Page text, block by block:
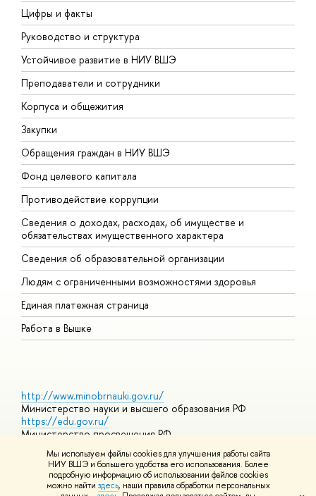
Мы используем файлы cookies для улучшения работы сайта
НИУ ВШЭ и большего удобства его использования. Более
подробную информацию об использовании файлов cookies
можно найти здесь, наши правила обработки персональных
Цифры и факты
Руководство и структура
Устойчивое развитие в НИУ ВШЭ
Преподаватели и сотрудники
Корпуса и общежития
Закупки
Обращения граждан в НИУ ВШЭ
Фонд целевого капитала
Противодействие коррупции
Сведения о доходах, расходах, об имуществе и
обязательствах имущественного характера
Сведения об образовательной организации
Людям с ограниченными возможностями здоровья
Единая платежная страница
Работа в Вышке
http://www.minobrnauki.gov.ru/
Министерство науки и высшего образования РФ
https://edu.gov.ru/
Министерство просвещения РФ
Массовые открытые онлайн-курсы